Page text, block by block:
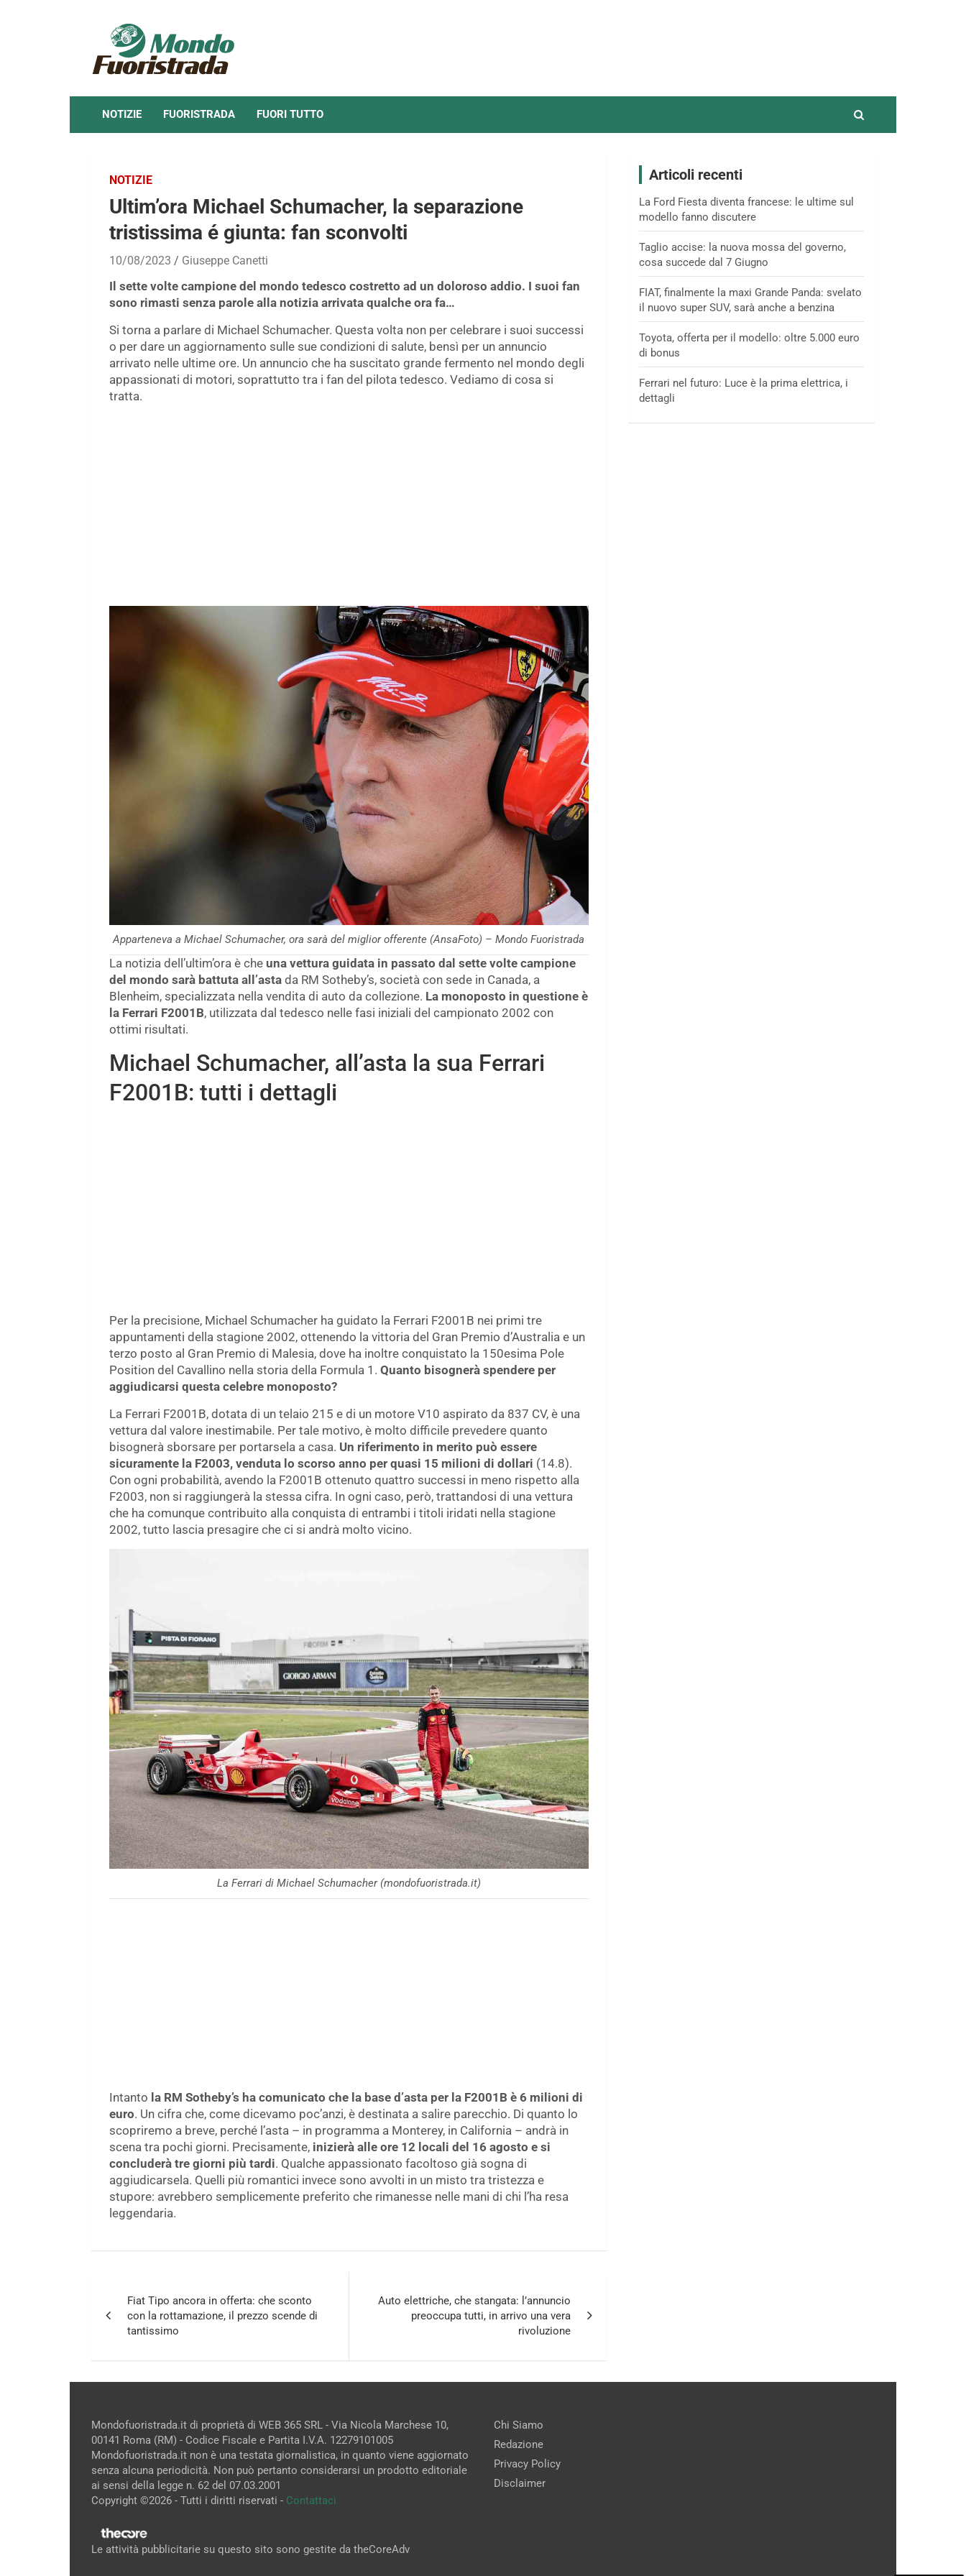
NOTIZIE FUORISTRADA FUORI TUTTO
NOTIZIE
Ultim’ora Michael Schumacher, la separazione
tristissima é giunta: fan sconvolti
10/08/2023 Giuseppe Canetti
Il sette volte campione del mondo tedesco costretto ad un doloroso addio. I suoi fan
sono rimasti senza parole alla notizia arrivata qualche ora fa…
Si torna a parlare di Michael Schumacher. Questa volta non per celebrare i suoi successi
o per dare un aggiornamento sulle sue condizioni di salute, bensì per un annuncio
arrivato nelle ultime ore. Un annuncio che ha suscitato grande fermento nel mondo degli
appassionati di motori, soprattutto tra i fan del pilota tedesco. Vediamo di cosa si
tratta.
Apparteneva a Michael Schumacher, ora sarà del miglior offerente (AnsaFoto) – Mondo Fuoristrada
La notizia dell’ultim’ora è che una vettura guidata in passato dal sette volte campione
del mondo sarà battuta all’asta da RM Sotheby’s, società con sede in Canada, a
Blenheim, specializzata nella vendita di auto da collezione. La monoposto in questione è
la Ferrari F2001B, utilizzata dal tedesco nelle fasi iniziali del campionato 2002 con
ottimi risultati.
Michael Schumacher, all’asta la sua Ferrari
F2001B: tutti i dettagli
Per la precisione, Michael Schumacher ha guidato la Ferrari F2001B nei primi tre
appuntamenti della stagione 2002, ottenendo la vittoria del Gran Premio d’Australia e un
terzo posto al Gran Premio di Malesia, dove ha inoltre conquistato la 150esima Pole
Position del Cavallino nella storia della Formula 1. Quanto bisognerà spendere per
aggiudicarsi questa celebre monoposto?
La Ferrari F2001B, dotata di un telaio 215 e di un motore V10 aspirato da 837 CV, è una
vettura dal valore inestimabile. Per tale motivo, è molto difficile prevedere quanto
bisognerà sborsare per portarsela a casa. Un riferimento in merito può essere
sicuramente la F2003, venduta lo scorso anno per quasi 15 milioni di dollari (14.8).
Con ogni probabilità, avendo la F2001B ottenuto quattro successi in meno rispetto alla
F2003, non si raggiungerà la stessa cifra. In ogni caso, però, trattandosi di una vettura
che ha comunque contribuito alla conquista di entrambi i titoli iridati nella stagione
2002, tutto lascia presagire che ci si andrà molto vicino.
La Ferrari di Michael Schumacher (mondofuoristrada.it)
Intanto la RM Sotheby’s ha comunicato che la base d’asta per la F2001B è 6 milioni di
euro. Un cifra che, come dicevamo poc’anzi, è destinata a salire parecchio. Di quanto lo
scopriremo a breve, perché l’asta – in programma a Monterey, in California – andrà in
scena tra pochi giorni. Precisamente, inizierà alle ore 12 locali del 16 agosto e si
concluderà tre giorni più tardi. Qualche appassionato facoltoso già sogna di
aggiudicarsela. Quelli più romantici invece sono avvolti in un misto tra tristezza e
stupore: avrebbero semplicemente preferito che rimanesse nelle mani di chi l’ha resa
leggendaria.
articoli
Fiat Tipo ancora in offerta: che sconto
con la rottamazione, il prezzo scende di
tantissimo
Auto elettriche, che stangata: l’annuncio
preoccupa tutti, in arrivo una vera
rivoluzione
Articoli recenti
La Ford Fiesta diventa francese: le ultime sul
modello fanno discutere
Taglio accise: la nuova mossa del governo,
cosa succede dal 7 Giugno
FIAT, finalmente la maxi Grande Panda: svelato
il nuovo super SUV, sarà anche a benzina
Toyota, offerta per il modello: oltre 5.000 euro
di bonus
Ferrari nel futuro: Luce è la prima elettrica, i
dettagli
Mondofuoristrada.it di proprietà di WEB 365 SRL - Via Nicola Marchese 10,
00141 Roma (RM) - Codice Fiscale e Partita I.V.A. 12279101005
Mondofuoristrada.it non è una testata giornalistica, in quanto viene aggiornato
senza alcuna periodicità. Non può pertanto considerarsi un prodotto editoriale
ai sensi della legge n. 62 del 07.03.2001
Copyright ©2026 - Tutti i diritti riservati - Contattaci
Le attività pubblicitarie su questo sito sono gestite da theCoreAdv
Chi Siamo
Redazione
Privacy Policy
Disclaimer